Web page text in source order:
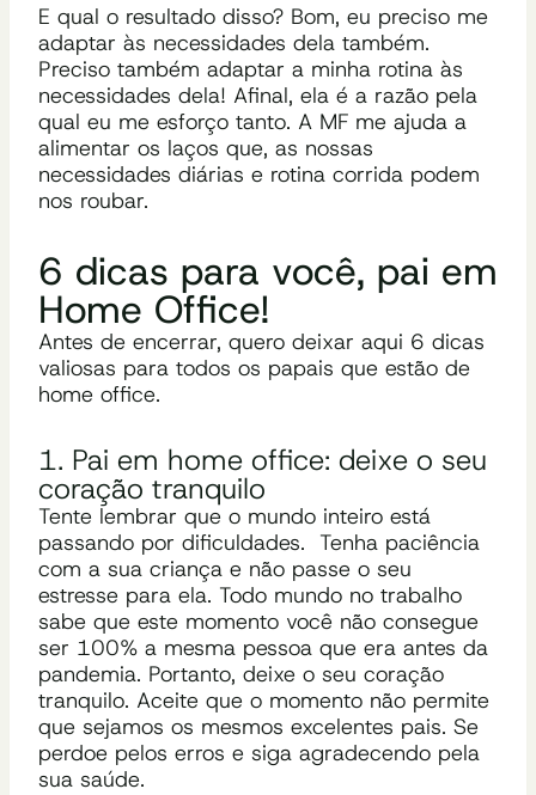
E qual o resultado disso? Bom, eu preciso me
adaptar às necessidades dela também.
Preciso também adaptar a minha rotina às
necessidades dela! Afinal, ela é a razão pela
qual eu me esforço tanto. A MF me ajuda a
alimentar os laços que, as nossas
necessidades diárias e rotina corrida podem
nos roubar.
6 dicas para você, pai em
Home Office!
Antes de encerrar, quero deixar aqui 6 dicas
valiosas para todos os papais que estão de
home office.
1. Pai em home office: deixe o seu
coração tranquilo
Tente lembrar que o mundo inteiro está
passando por dificuldades. Tenha paciência
com a sua criança e não passe o seu
estresse para ela. Todo mundo no trabalho
sabe que este momento você não consegue
ser 100% a mesma pessoa que era antes da
pandemia. Portanto, deixe o seu coração
tranquilo. Aceite que o momento não permite
que sejamos os mesmos excelentes pais. Se
perdoe pelos erros e siga agradecendo pela
sua saúde.